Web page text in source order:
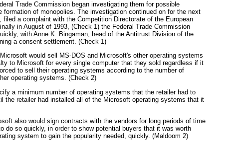
Trade Commission began investigating them for possible
of monopolies. The investigation continued on for the next
a complaint with the Competition Directorate of the European
in August of 1993, (Check 1) the Federal Trade Commission
with Anne K. Bingaman, head of the Antitrust Division of the
a consent settlement. (Check 1)
would sell MS-DOS and Microsoft's other operating systems
to Microsoft for every single computer that they sold regardless if it
to sell their operating systems according to the number of
operating systems. (Check 2)
a minimum number of operating systems that the retailer had to
the retailer had installed all of the Microsoft operating systems that it
also would sign contracts with the vendors for long periods of time
do so quickly, in order to show potential buyers that it was worth
system to gain the popularity needed, quickly. (Maldoom 2)